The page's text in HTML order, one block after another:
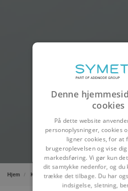
Hjem Kurser Klasseundervisning
Denne
cookies
På dette website
personoplysninger, cookies
ligner cookies, for at
brugeroplevelsen og vise
markedsføring. Vi gør kun
dit samtykke nedenfor, og du
trække det tilbage. Du har
indsigelse, sletning,